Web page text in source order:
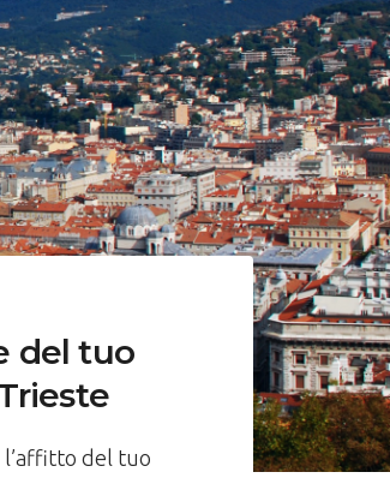
del tuo
l’affitto del tuo